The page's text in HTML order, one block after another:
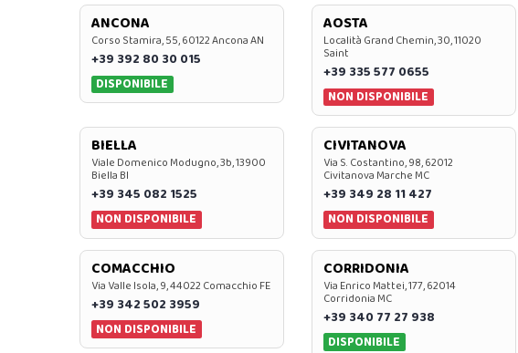
ANCONA
Corso Stamira, 55, 60122 Ancona AN
+39 392 80 30 015
DISPONIBILE
AOSTA
Località Grand Chemin, 30, 11020
Saint
+39 335 577 0655
NON DISPONIBILE
BIELLA
Viale Domenico Modugno, 3b, 13900
Biella BI
+39 345 082 1525
NON DISPONIBILE
CIVITANOVA
Via S. Costantino, 98, 62012
Civitanova Marche MC
+39 349 28 11 427
NON DISPONIBILE
COMACCHIO
Via Valle Isola, 9, 44022 Comacchio FE
+39 342 502 3959
NON DISPONIBILE
CORRIDONIA
Via Enrico Mattei, 177, 62014
Corridonia MC
+39 340 77 27 938
DISPONIBILE